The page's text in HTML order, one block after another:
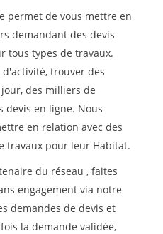
permet de vous mettre en
demandant des devis
tous types de travaux.
trouver des
des milliers de
devis en ligne. Nous
en relation avec des
travaux pour leur Habitat.
du réseau , faites
engagement via notre
demandes de devis et
la demande validée,